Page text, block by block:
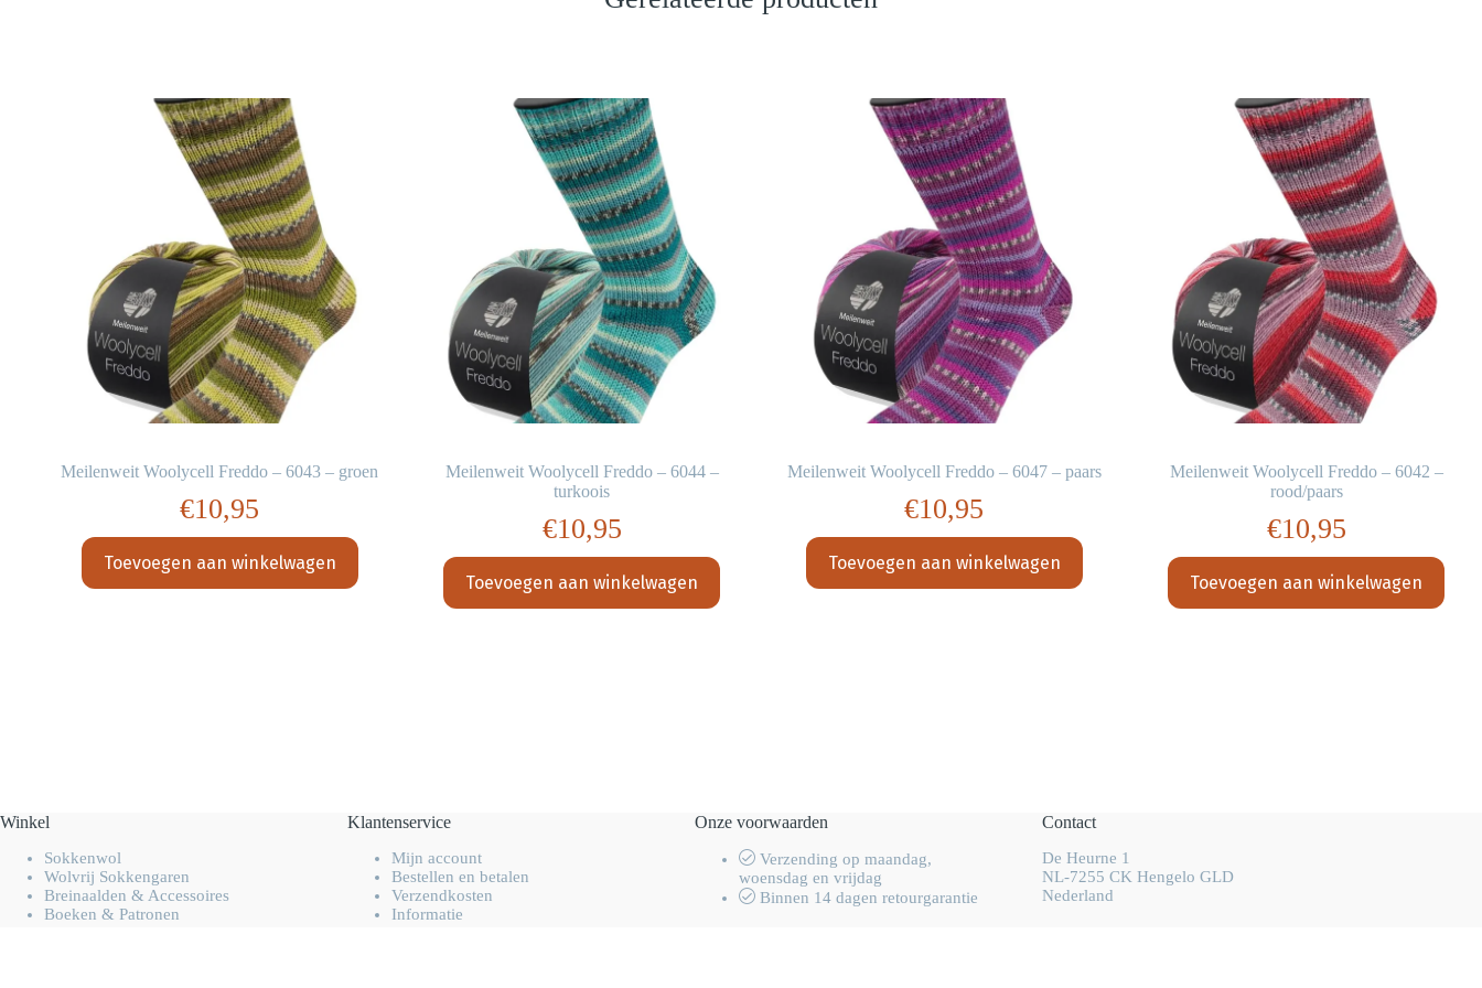
Meilenweit Woolycell Freddo – 6043 – groen
€10,95
Toevoegen aan winkelwagen
Meilenweit Woolycell Freddo – 6044 –
turkoois
€10,95
Toevoegen aan winkelwagen
Meilenweit Woolycell Freddo – 6047 – paars
€10,95
Toevoegen aan winkelwagen
Meilenweit Woolycell Freddo – 6042 –
rood/paars
€10,95
Toevoegen aan winkelwagen
Winkel
Sokkenwol
Wolvrij Sokkengaren
Breinaalden & Accessoires
Boeken & Patronen
Klantenservice
Mijn account
Bestellen en betalen
Verzendkosten
Informatie
Onze voorwaarden
Verzending op maandag,
woensdag en vrijdag
Binnen 14 dagen retourgarantie
Contact
De Heurne 1
NL-7255 CK Hengelo GLD
Nederland